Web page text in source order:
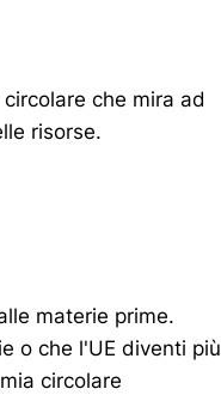
che mira ad
risorse.
materie prime.
o che l'UE diventi più
circolare